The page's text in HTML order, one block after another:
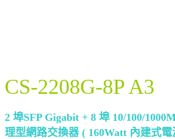
CS-2208G-8P A3
2 埠SFP Gigabit + 8 埠 10/100/
理型網路交換器 ( 160Watt 內建式電